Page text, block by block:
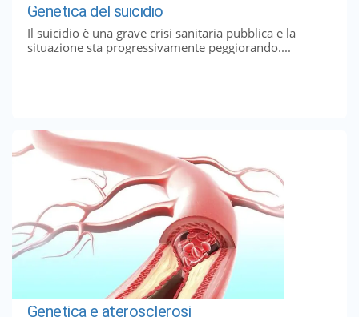
Genetica del suicidio
Il suicidio è una grave crisi sanitaria pubblica e la
situazione sta progressivamente peggiorando....
Genetica e aterosclerosi